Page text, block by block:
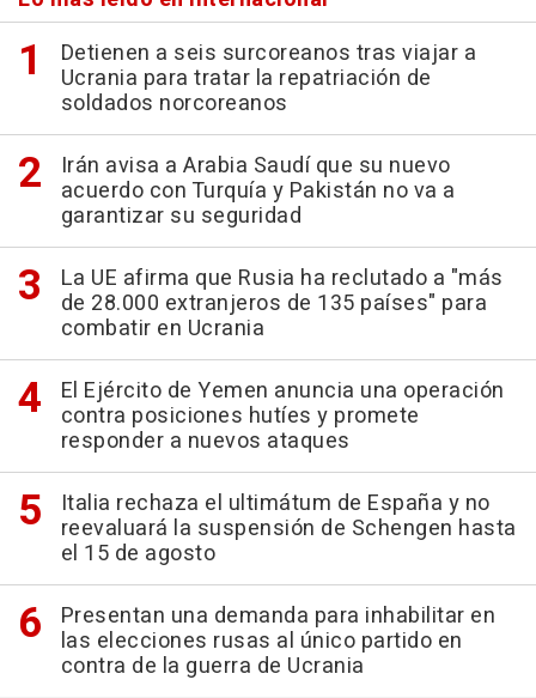
Detienen a seis surcoreanos tras viajar a
Ucrania para tratar la repatriación de
soldados norcoreanos
Irán avisa a Arabia Saudí que su nuevo
acuerdo con Turquía y Pakistán no va a
garantizar su seguridad
La UE afirma que Rusia ha reclutado a "más
de 28.000 extranjeros de 135 países" para
combatir en Ucrania
El Ejército de Yemen anuncia una operación
contra posiciones hutíes y promete
responder a nuevos ataques
Italia rechaza el ultimátum de España y no
reevaluará la suspensión de Schengen hasta
el 15 de agosto
Presentan una demanda para inhabilitar en
las elecciones rusas al único partido en
contra de la guerra de Ucrania